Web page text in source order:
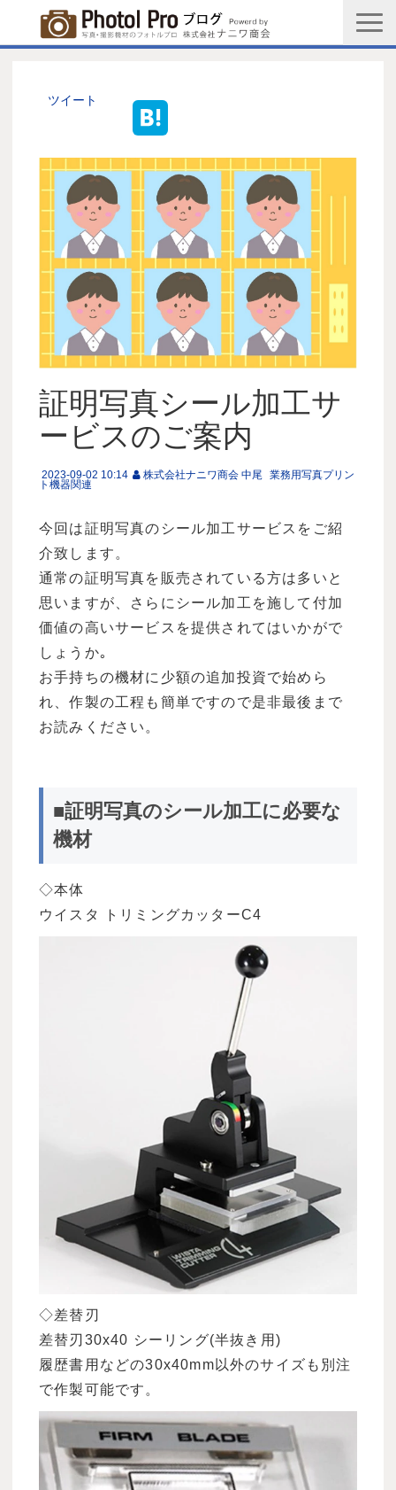
メルマガ登録
PGC新規登録申込み
写真館協会新規登録申込み
お問い合わせ
ツイート
証明写真シール加工サ
ービスのご案内
2023-09-02 10:14 株式会社ナニワ商会 中尾 業務用写真プリン
ト機器関連
今回は証明写真のシール加工サービスをご紹
介致します。
通常の証明写真を販売されている方は多いと
思いますが、さらにシール加工を施して付加
価値の高いサービスを提供されてはいかがで
しょうか｡
お手持ちの機材に少額の追加投資で始めら
れ、作製の工程も簡単ですので是非最後まで
お読みください。
■証明写真のシール加工に必要な
機材
◇本体
ウイスタ トリミングカッターC4
◇差替刃
差替刃30x40 シーリング(半抜き用)
履歴書用などの30x40mm以外のサイズも別注
で作製可能です。